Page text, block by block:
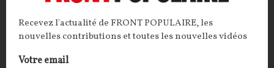
Recevez l'actualité de FRONT POPULAIRE, les
nouvelles contributions et toutes les nouvelles vidéos
Votre email